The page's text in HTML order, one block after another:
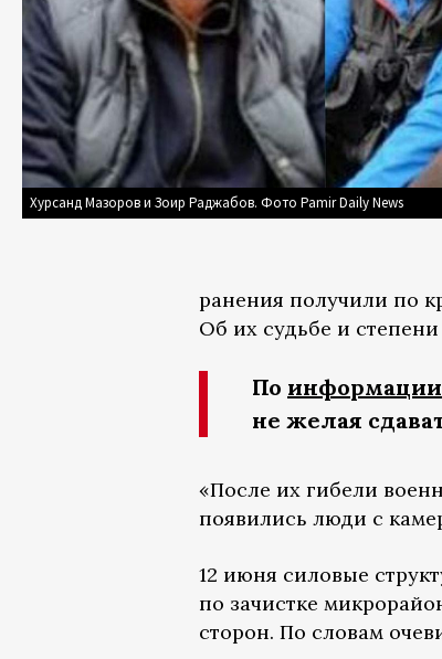
Хурсанд Мазоров и Зоир Раджабов. Фото Pamir Daily News
ранения получили по
Об их судьбе и
По информации
не желая
«После их гибели
появились люди с
12 июня силовые
по зачистке
сторон. По словам